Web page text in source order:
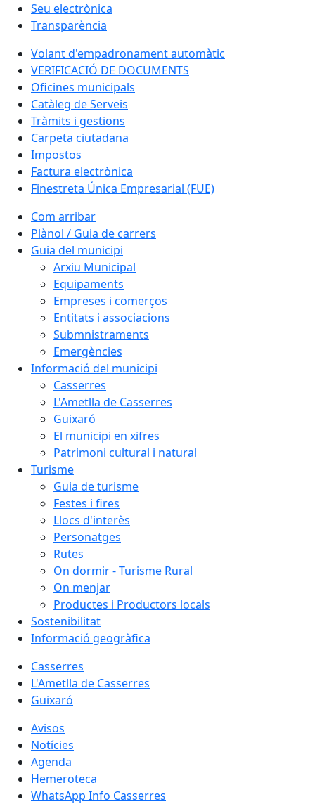
Seu electrònica
Transparència
Volant d'empadronament automàtic
VERIFICACIÓ DE DOCUMENTS
Oficines municipals
Catàleg de Serveis
Tràmits i gestions
Carpeta ciutadana
Impostos
Factura electrònica
Finestreta Única Empresarial (FUE)
Com arribar
Plànol / Guia de carrers
Guia del municipi
Arxiu Municipal
Equipaments
Empreses i comerços
Entitats i associacions
Submnistraments
Emergències
Informació del municipi
Casserres
L'Ametlla de Casserres
Guixaró
El municipi en xifres
Patrimoni cultural i natural
Turisme
Guia de turisme
Festes i fires
Llocs d'interès
Personatges
Rutes
On dormir - Turisme Rural
On menjar
Productes i Productors locals
Sostenibilitat
Informació geogràfica
Casserres
L'Ametlla de Casserres
Guixaró
Avisos
Notícies
Agenda
Hemeroteca
WhatsApp Info Casserres